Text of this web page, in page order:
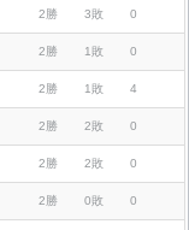
2勝 3敗 0
2勝 1敗 0
2勝 1敗 4
2勝 2敗 0
2勝 2敗 0
2勝 0敗 0